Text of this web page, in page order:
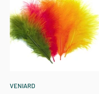
VENIARD